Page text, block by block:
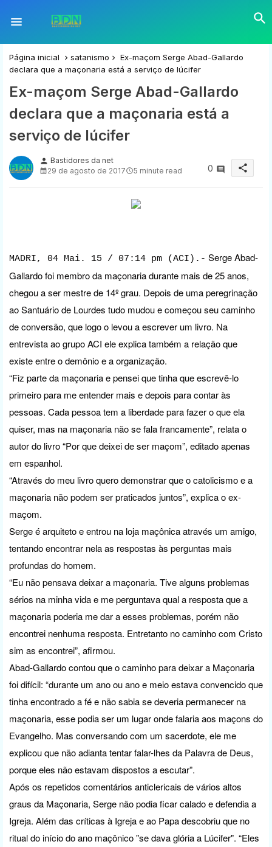
Página inicial satanismo
Ex-maçom Serge Abad-Gallardo
declara que a maçonaria está a serviço de lúcifer
Ex-maçom Serge Abad-Gallardo
declara que a maçonaria está a
serviço de lúcifer
person Bastidores da net
29 de agosto de 2017
5 minute read 0 share
MADRI, 04 Mai. 15 / 07:14 pm (ACI).- Serge Abad-
Gallardo foi membro da maçonaria durante mais de 25 anos,
chegou a ser mestre de 14º grau. Depois de uma peregrinação
ao Santuário de Lourdes tudo mudou e começou seu caminho
de conversão, que logo o levou a escrever um livro. Na
entrevista ao grupo ACI ele explica também a relação que
existe entre o demônio e a organização.
“Fiz parte da maçonaria e pensei que tinha que escrevê-lo
primeiro para me entender mais e depois para contar às
pessoas. Cada pessoa tem a liberdade para fazer o que ela
quiser, mas na maçonaria não se fala francamente”, relata o
autor do livro “Por que deixei de ser maçom”, editado apenas
em espanhol.
“Através do meu livro quero demonstrar que o catolicismo e a
maçonaria não podem ser praticados juntos”, explica o ex-
maçom.
Serge é arquiteto e entrou na loja maçônica através um amigo,
tentando encontrar nela as respostas às perguntas mais
profundas do homem.
“Eu não pensava deixar a maçonaria. Tive alguns problemas
sérios na minha vida e me perguntava qual a resposta que a
maçonaria poderia me dar a esses problemas, porém não
encontrei nenhuma resposta. Entretanto no caminho com Cristo
sim as encontrei”, afirmou.
Abad-Gallardo contou que o caminho para deixar a Maçonaria
foi difícil: “durante um ano ou ano e meio estava convencido que
tinha encontrado a fé e não sabia se deveria permanecer na
maçonaria, esse podia ser um lugar onde falaria aos maçons do
Evangelho. Mas conversando com um sacerdote, ele me
explicou que não adianta tentar falar-lhes da Palavra de Deus,
porque eles não estavam dispostos a escutar”.
Após os repetidos comentários anticlericais de vários altos
graus da Maçonaria, Serge não podia ficar calado e defendia a
Igreja. Além das críticas à Igreja e ao Papa descobriu que no
ritual do início do ano maçônico "se dava glória a Lúcifer". “Eles